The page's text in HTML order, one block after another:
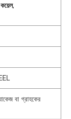
,
বা গ্রাহকের